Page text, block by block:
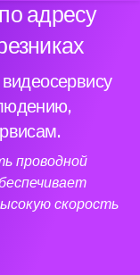
адресу
проводной
скорость